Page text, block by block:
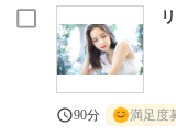
90分 満足度